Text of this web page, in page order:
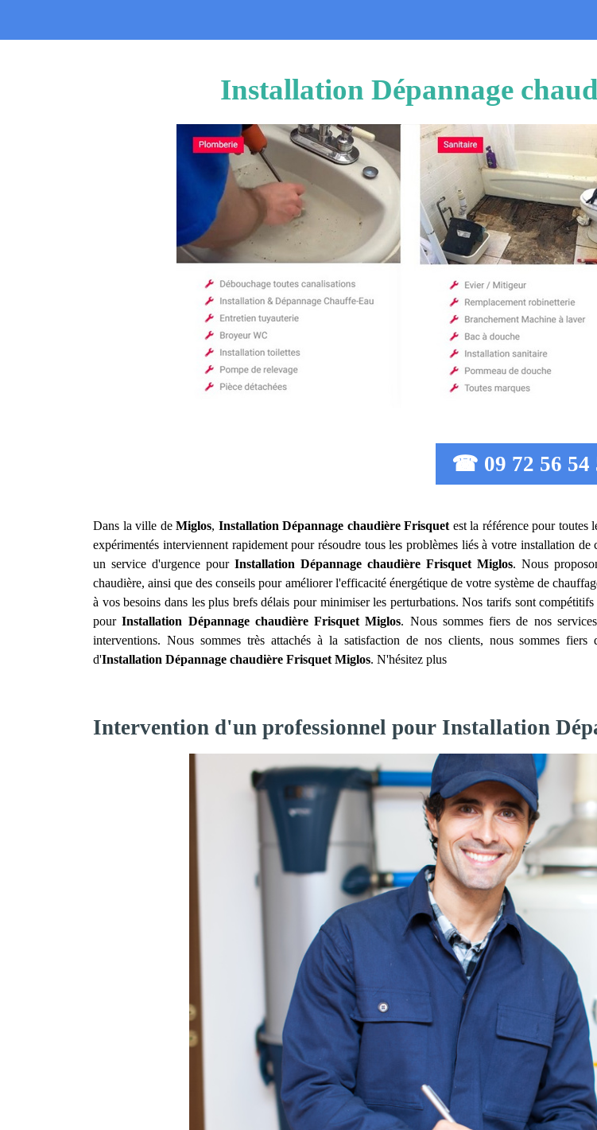
Installation Dépannage
☎ 09 72 56 54
Dans la ville deMiglos, Installation Dépannage chaudière Frisquet est la référence pour toutes
expérimentés interviennent rapidement pour résoudre tous les problèmes liés à votre installation
un service d'urgence pour Installation Dépannage chaudière Frisquet Miglos. Nous
chaudière, ainsi que des conseils pour améliorer l'efficacité énergétique de votre système de
à vos besoins dans les plus brefs délais pour minimiser les perturbations. Nos tarifs sont
pourInstallation Dépannage chaudière Frisquet Miglos. Nous sommes fiers de nos
interventions. Nous sommes très attachés à la satisfaction de nos clients, nous sommes
d'Installation Dépannage chaudière Frisquet Miglos. N'hésitez plus
Intervention d'un professionnel pour Installation